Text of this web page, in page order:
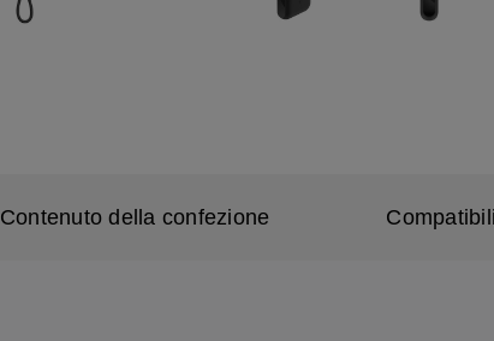
Contenuto della confezione